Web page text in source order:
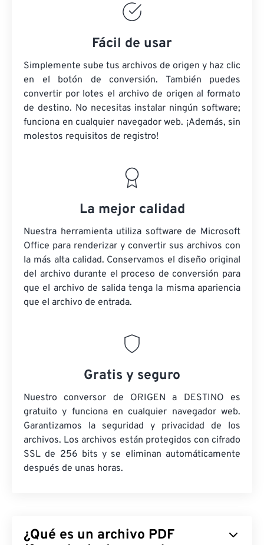
Fácil de usar
Simplemente sube tus archivos de origen y haz clic
en el botón de conversión. También puedes
convertir por lotes el archivo de origen al formato
de destino. No necesitas instalar ningún software;
funciona en cualquier navegador web. ¡Además, sin
molestos requisitos de registro!
La mejor calidad
Nuestra herramienta utiliza software de Microsoft
Office para renderizar y convertir sus archivos con
la más alta calidad. Conservamos el diseño original
del archivo durante el proceso de conversión para
que el archivo de salida tenga la misma apariencia
que el archivo de entrada.
Gratis y seguro
Nuestro conversor de ORIGEN a DESTINO es
gratuito y funciona en cualquier navegador web.
Garantizamos la seguridad y privacidad de los
archivos. Los archivos están protegidos con cifrado
SSL de 256 bits y se eliminan automáticamente
después de unas horas.
¿Qué es un archivo PDF